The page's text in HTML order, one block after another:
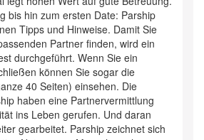
bis hin zum ersten Date: Parship
Tipps und Hinweise. Damit Sie
Partner finden, wird ein
durchgeführt. Wenn Sie ein
können Sie sogar die
40 Seiten) einsehen. Die
haben eine Partnervermittlung
ins Leben gerufen. Und daran
gearbeitet. Parship zeichnet sich